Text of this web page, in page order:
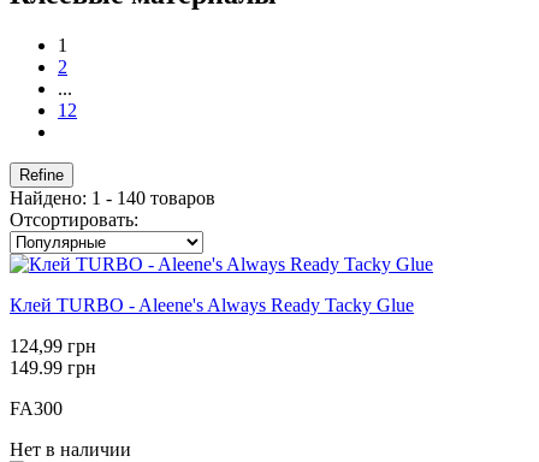
1
2
...
12
Refine
Найдено: 1 - 140 товаров
Отсортировать:
Клей TURBO - Aleene's Always Ready Tacky Glue
124,99 грн
149.99 грн
FA300
Нет в наличии